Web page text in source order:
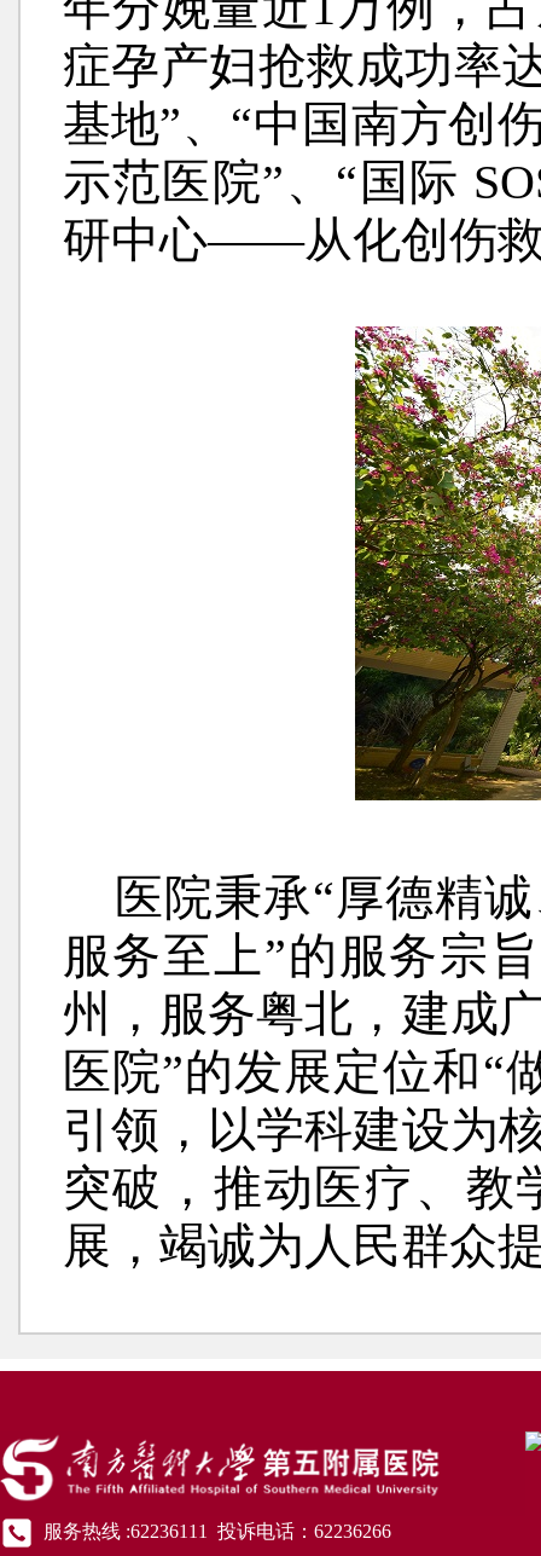
症孕产妇抢救成功率
基地”、“中国南方创
示范医院”、“国际
研中心——从化创伤
医院秉承“厚德精
服务至上”的服务宗
州，服务粤北，建成
医院”的发展定位和“
引领，以学科建设为
突破，推动医疗、教
展，竭诚为人民群众
服务热线 :62236111 投诉电话：62236266